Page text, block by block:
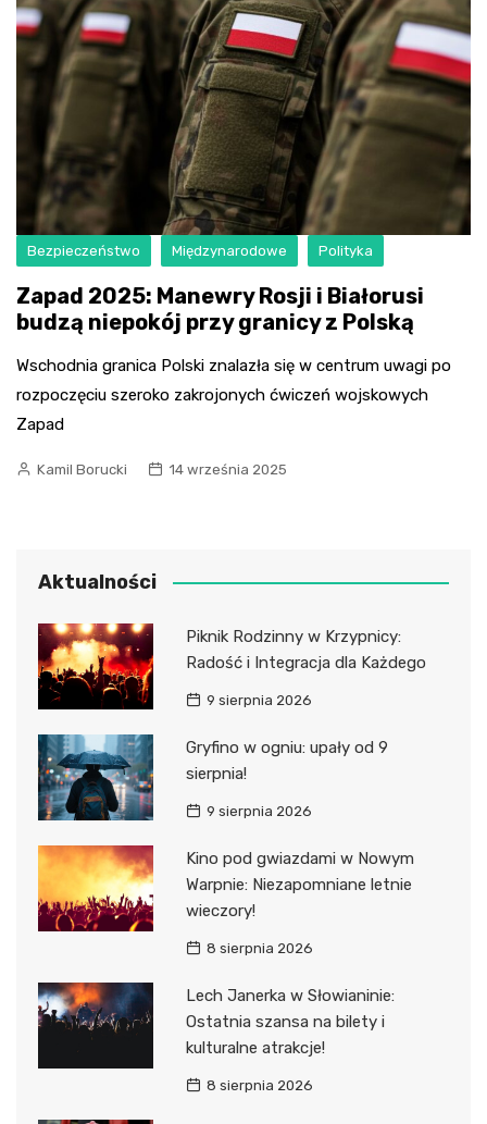
Bezpieczeństwo Międzynarodowe Polityka
Zapad 2025: Manewry Rosji i Białorusi
budzą niepokój przy granicy z Polską
Wschodnia granica Polski znalazła się w centrum uwagi po
rozpoczęciu szeroko zakrojonych ćwiczeń wojskowych
Zapad
Kamil Borucki 14 września 2025
Aktualności
Piknik Rodzinny w Krzypnicy:
Radość i Integracja dla Każdego
9 sierpnia 2026
Gryfino w ogniu: upały od 9
sierpnia!
9 sierpnia 2026
Kino pod gwiazdami w Nowym
Warpnie: Niezapomniane letnie
wieczory!
8 sierpnia 2026
Lech Janerka w Słowianinie:
Ostatnia szansa na bilety i
kulturalne atrakcje!
8 sierpnia 2026